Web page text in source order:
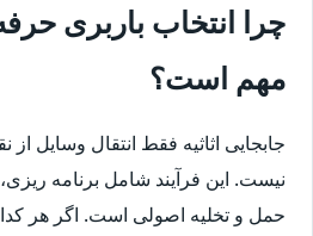
چرا انتخاب باربری
مهم است؟
جابجایی اثاثیه فقط انتقال وسایل از
نیست. این فرآیند شامل برنامه
حمل و تخلیه اصولی است. اگر هر